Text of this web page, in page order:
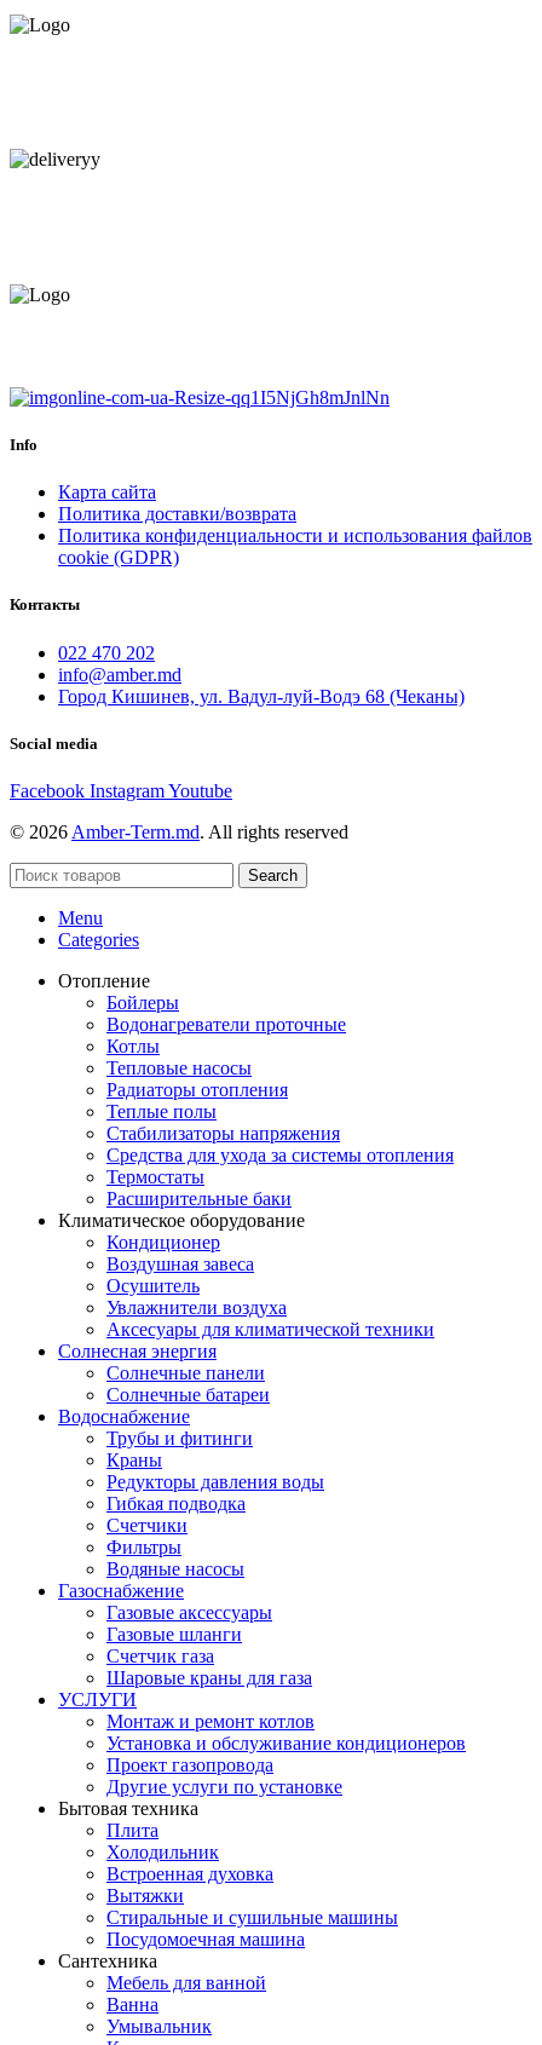
Info
Карта сайта
Политика доставки/возврата
Политика конфиденциальности и использования файлов
cookie (GDPR)
Контакты
022 470 202
info@amber.md
Город Кишинев, ул. Вадул-луй-Водэ 68 (Чеканы)
Social media
Facebook InstagramYoutube
© 2026 Amber-Term.md. All rights reserved
Search
Menu
Categories
Отопление
Бойлеры
Водонагреватели проточные
Котлы
Тепловые насосы
Радиаторы отопления
Теплые полы
Стабилизаторы напряжения
Средства для ухода за системы отопления
Термостаты
Расширительные баки
Климатическое оборудование
Кондиционер
Воздушная завеса
Осушитель
Увлажнители воздуха
Аксесуары для климатической техники
Солнесная энергия
Cолнечные панели
Солнечные батареи
Водоснабжение
Трубы и фитинги
Краны
Редукторы давления воды
Гибкая подводка
Счетчики
Фильтры
Водяные насосы
Газоснабжение
Газовые аксессуары
Газовые шланги
Счетчик газа
Шаровые краны для газа
УСЛУГИ
Монтаж и ремонт котлов
Установка и обслуживание кондиционеров
Проект газопровода
Другие услуги по установке
Бытовая техника
Плита
Холодильник
Встроенная духовка
Вытяжки
Стиральные и сушильные машины
Посудомоечная машина
Сантехника
Мебель для ванной
Ванна
Умывальник